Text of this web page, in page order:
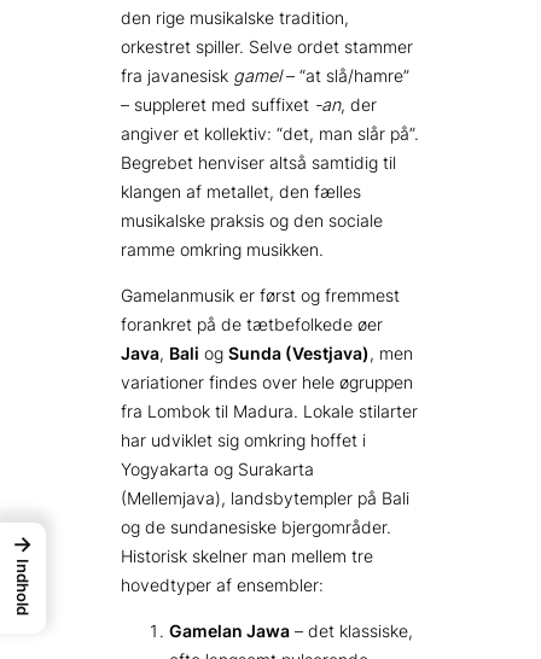
den rige musikalske tradition,
orkestret spiller. Selve ordet stammer
fra javanesisk gamel– “at slå/hamre”
– suppleret med suffixet -an, der
angiver et kollektiv: “det, man slår på”.
Begrebet henviser altså samtidig til
klangen af metallet, den fælles
musikalske praksis og den sociale
ramme omkring musikken.
Gamelanmusik er først og fremmest
forankret på de tætbefolkede øer
Java, Bali og Sunda (Vestjava), men
variationer findes over hele øgruppen
fra Lombok til Madura. Lokale stilarter
har udviklet sig omkring hoffet i
Yogyakarta og Surakarta
(Mellemjava), landsbytempler på Bali
og de sunda­nesiske bjergområder.
Historisk skelner man mellem tre
hovedtyper af ensembler:
Gamelan Jawa – det klassiske,
→
Indhold